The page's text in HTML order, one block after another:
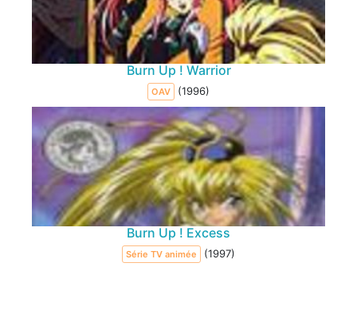
Burn Up ! Warrior
OAV (1996)
Burn Up ! Excess
Série TV animée (1997)